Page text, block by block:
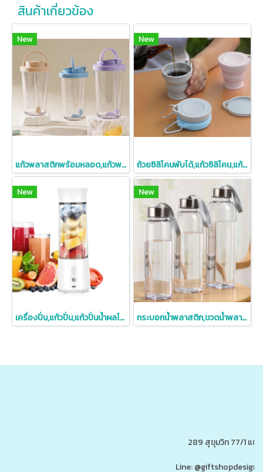
สินค้าเกี่ยวข้อง
New
แก้วพลาสติกพร้อมหลอด,แก้วพลาสติกใส่ชานม,แก้วพลาสติกใส,710ml
New
ถ้วยซิลิโคนพับได้,แก้วซิลิโคน,แก้วซิลิโคนพกพา,ถ้วยพับได้พร้อมที่ห้อย,180ml
New
เครื่องปั่น,แก้วปั่น,แก้วปั่นน้ำผลไม้,เครื่องปั่นน้ำผลไม้
New
กระบอกน้ำพลาสติก,ขวดน้ำพลาสติก,ขวดพลาสติกพร้อมเชือกห้อย
289 สุขุมวิท 77/1 แข
Line: